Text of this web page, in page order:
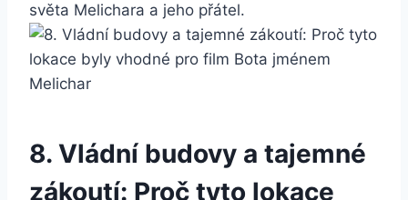
světa Melichara a jeho‌ přátel.
8. Vládní ‌budovy a tajemné
zákoutí:‍ Proč tyto​ lokace